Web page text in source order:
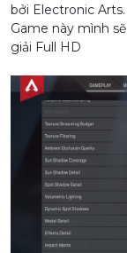
bởi Electronic
Game này mình
giải Full HD